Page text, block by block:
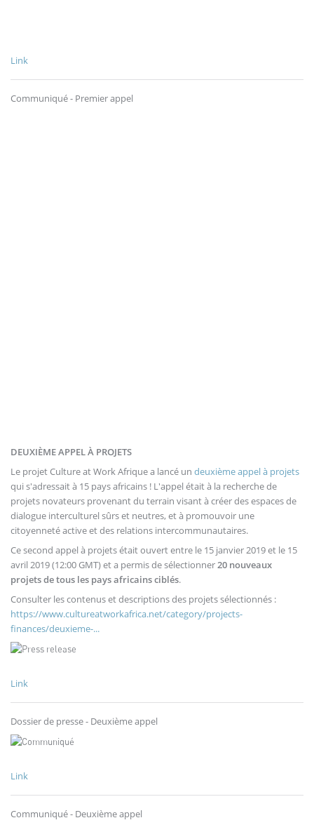
Link
Communiqué - Premier appel
DEUXIÈME APPEL À PROJETS
Le projet Culture at Work Afrique a lancé un deuxième appel à projets
qui s'adressait à 15 pays africains ! L'appel était à la recherche de
projets novateurs provenant du terrain visant à créer des espaces de
dialogue interculturel sûrs et neutres, et à promouvoir une
citoyenneté active et des relations intercommunautaires.
Ce second appel à projets était ouvert entre le 15 janvier 2019 et le 15
avril 2019 (12:00 GMT) et a permis de sélectionner20 nouveaux
projets de tous les pays africains ciblés.
Consulter les contenus et descriptions des projets sélectionnés :
https://www.cultureatworkafrica.net/category/projects-
finances/deuxieme-...
Link
Dossier de presse - Deuxième appel
Link
Communiqué - Deuxième appel